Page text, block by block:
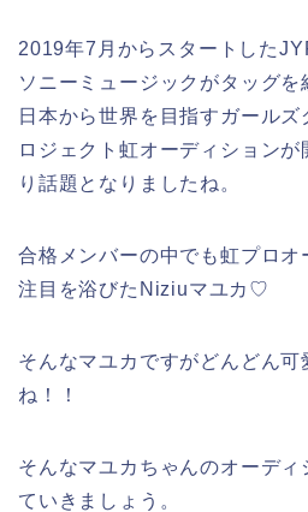
2019年7月からスタートした
ソニーミュージックがタッグを
日本から世界を目指すガール
ロジェクト虹オーディション
り話題となりましたね。
合格メンバーの中でも虹プロオ
注目を浴びたNiziuマユカ♡
そんなマユカですがどんどん可
ね！！
そんなマユカちゃんのオーディ
ていきましょう。